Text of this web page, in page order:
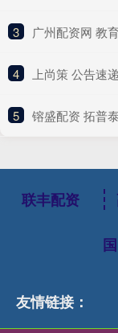
3 广州配资网 教
4 上尚策 公告速递：南方中证
5 镕盛配资 拓普泰
联丰配资
友情链接：